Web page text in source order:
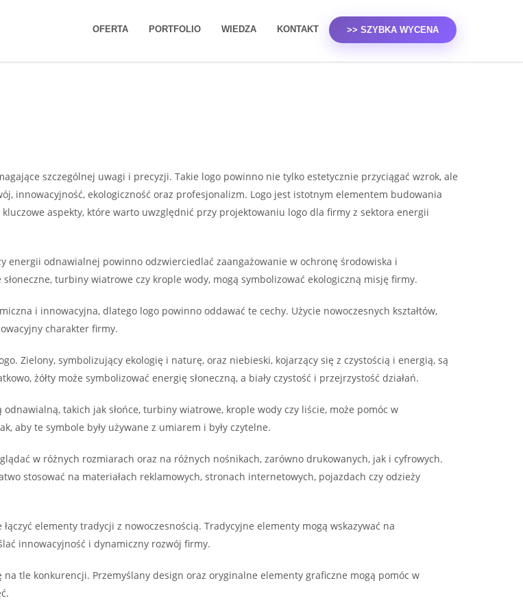
OFERTA PORTFOLIO WIEDZA KONTAKT >> SZYBKA WYCENA
szczególnej uwagi i precyzji. Takie logo powinno nie tylko estetycznie przyciągać wzrok, ale
innowacyjność, ekologiczność oraz profesjonalizm. Logo jest istotnym elementem budowania
aspekty, które warto uwzględnić przy projektowaniu logo dla firmy z sektora energii
energii odnawialnej powinno odzwierciedlać zaangażowanie w ochronę środowiska i
turbiny wiatrowe czy krople wody, mogą symbolizować ekologiczną misję firmy.
i innowacyjna, dlatego logo powinno oddawać te cechy. Użycie nowoczesnych kształtów,
charakter firmy.
Zielony, symbolizujący ekologię i naturę, oraz niebieski, kojarzący się z czystością i energią, są
żółty może symbolizować energię słoneczną, a biały czystość i przejrzystość działań.
takich jak słońce, turbiny wiatrowe, krople wody czy liście, może pomóc w
aby te symbole były używane z umiarem i były czytelne.
w różnych rozmiarach oraz na różnych nośnikach, zarówno drukowanych, jak i cyfrowych.
stosować na materiałach reklamowych, stronach internetowych, pojazdach czy odzieży
elementy tradycji z nowoczesnością. Tradycyjne elementy mogą wskazywać na
innowacyjność i dynamiczny rozwój firmy.
tle konkurencji. Przemyślany design oraz oryginalne elementy graficzne mogą pomóc w